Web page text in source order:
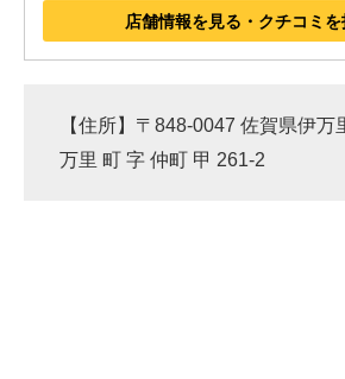
店舗情報を見る・クチコミ
【住所】〒848-0047 佐賀県伊万
万里 町 字 仲町 甲 261-2